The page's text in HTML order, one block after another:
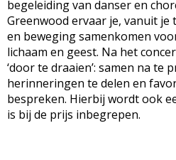
begeleiding van danser en
Greenwood ervaar je, vanuit
en beweging samenkomen
lichaam en geest. Na het
‘door te draaien’: samen na te
herinneringen te delen en
bespreken. Hierbij wordt ook
is bij de prijs